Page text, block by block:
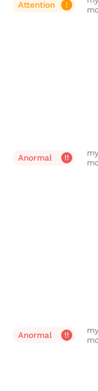
Attention
Anormal
Anormal